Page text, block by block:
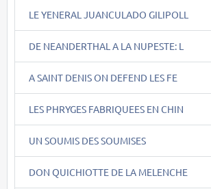
LE YENERAL JUANCULADO GILIPOLL
DE NEANDERTHAL A LA NUPESTE: L
A SAINT DENIS ON DEFEND LES FE
LES PHRYGES FABRIQUEES EN CHIN
UN SOUMIS DES SOUMISES
DON QUICHIOTTE DE LA MELENCHE